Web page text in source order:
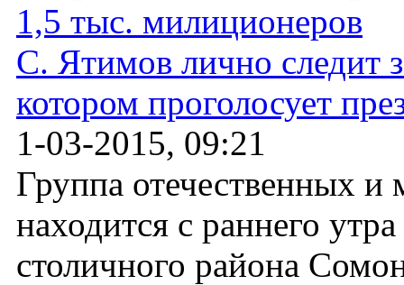
С. Ятимов лично следит
котором проголосует
1-03-2015, 09:21
Группа отечественных
находится с раннего
столичного района